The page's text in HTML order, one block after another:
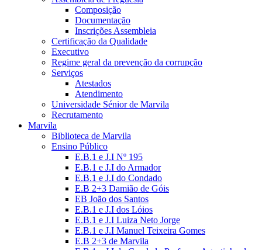
Composição
Documentação
Inscrições Assembleia
Certificação da Qualidade
Executivo
Regime geral da prevenção da corrupção
Serviços
Atestados
Atendimento
Universidade Sénior de Marvila
Recrutamento
Marvila
Biblioteca de Marvila
Ensino Público
E.B.1 e J.I Nº 195
E.B.1 e J.I do Armador
E.B.1 e J.I do Condado
E.B 2+3 Damião de Góis
EB João dos Santos
E.B.1 e J.I dos Lóios
E.B.1 e J.I Luiza Neto Jorge
E.B.1 e J.I Manuel Teixeira Gomes
E.B 2+3 de Marvila